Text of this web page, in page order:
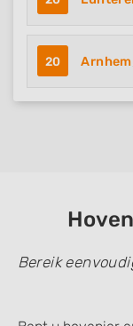
20 Arnhem
Bereik